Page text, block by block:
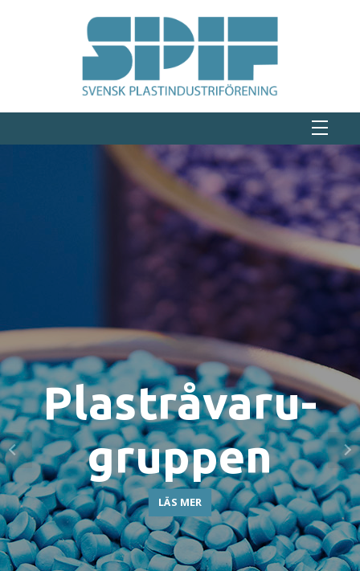
Plastråvaru­
gruppen
LÄS MER
Plastmaskin­
gruppen
LÄS MER